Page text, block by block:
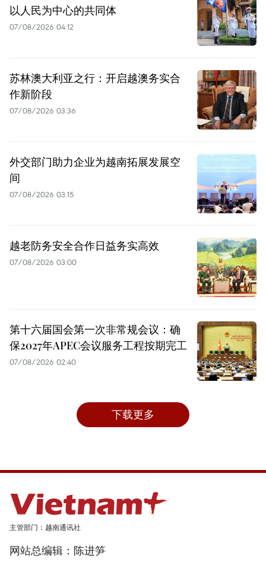
以人民为中心的共同体
07/08/2026 04:12
苏林澳大利亚之行：开启越澳务实合
作新阶段
07/08/2026 03:36
外交部门助力企业为越南拓展发展空
间
07/08/2026 03:15
越老防务安全合作日益务实高效
07/08/2026 03:00
第十六届国会第一次非常规会议：确
保2027年APEC会议服务工程按期完工
07/08/2026 02:40
下载更多
主管部门：越南通讯社
网站总编辑：陈进笋